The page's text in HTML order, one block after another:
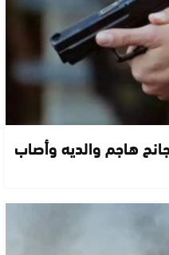
هاجم والديه وأصاب